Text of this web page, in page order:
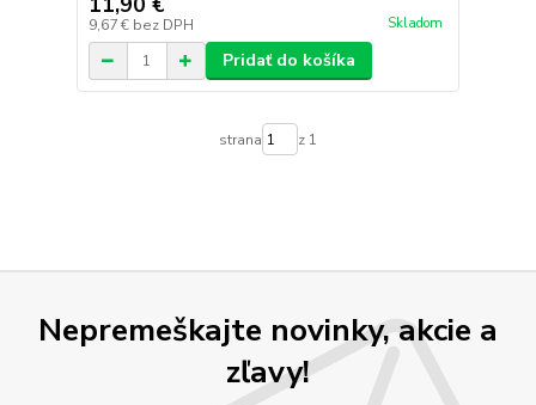
9,67 € bez DPH Skladom
Pridať do košíka
strana z 1
Nepremeškajte novinky, akcie a
zľavy!